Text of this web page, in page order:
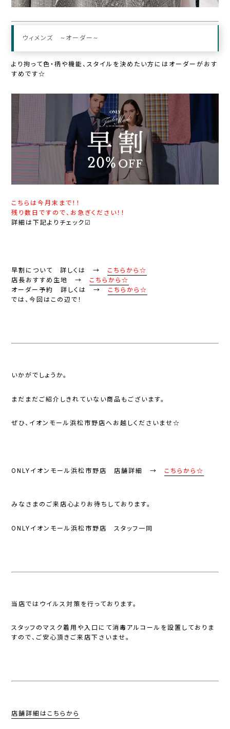
ウィメンズ ~オーダー~
より拘って色・柄や機能、スタイルを決めたい方にはオーダーがおす
すめです☆
こちらは今月末まで！！
残り数日ですので、お急ぎください！！
詳細は下記よりチェック☑
早割について 詳しくは → こちらから☆
店長おすすめ生地 → こちらから☆
オーダー予約 詳しくは → こちらから☆
では、今回はこの辺で！
いかがでしょうか。
まだまだご紹介しきれていない商品もございます。
ぜひ、イオンモール浜松市野店へお越しくださいませ☆
ONLYイオンモール浜松市野店 店舗詳細 → こちらから☆
みなさまのご来店心よりお待ちしております。
ONLYイオンモール浜松市野店 スタッフ一同
当店ではウイルス対策を行っております。
スタッフのマスク着用や入口にて消毒アルコールを設置しておりま
すので、ご安心頂きご来店下さいませ。
店舗詳細はこちらから